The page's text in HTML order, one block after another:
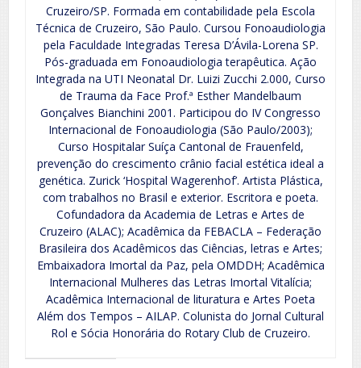
Cruzeiro/SP. Formada em contabilidade pela Escola
Técnica de Cruzeiro, São Paulo. Cursou Fonoaudiologia
pela Faculdade Integradas Teresa D’Ávila-Lorena SP.
Pós-graduada em Fonoaudiologia terapêutica. Ação
Integrada na UTI Neonatal Dr. Luizi Zucchi 2.000, Curso
de Trauma da Face Prof.ª Esther Mandelbaum
Gonçalves Bianchini 2001. Participou do IV Congresso
Internacional de Fonoaudiologia (São Paulo/2003);
Curso Hospitalar Suíça Cantonal de Frauenfeld,
prevenção do crescimento crânio facial estética ideal a
genética. Zurick ‘Hospital Wagerenhof’. Artista Plástica,
com trabalhos no Brasil e exterior. Escritora e poeta.
Cofundadora da Academia de Letras e Artes de
Cruzeiro (ALAC); Acadêmica da FEBACLA – Federação
Brasileira dos Acadêmicos das Ciências, letras e Artes;
Embaixadora Imortal da Paz, pela OMDDH; Acadêmica
Internacional Mulheres das Letras Imortal Vitalícia;
Acadêmica Internacional de lituratura e Artes Poeta
Além dos Tempos – AILAP. Colunista do Jornal Cultural
Rol e Sócia Honorária do Rotary Club de Cruzeiro.